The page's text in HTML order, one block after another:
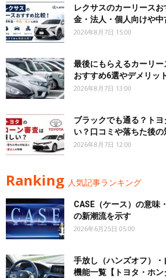
レクサスのカーリース
金・法人・個人向けや中
2026年8月7日 15:00
最後にもらえるカーリ
おすすめ6選やデメリッ
2026年8月7日 13:00
ブラックでも通る？ト
い？口コミや落ちた後の
2026年8月7日 12:00
Ranking 人気記事ランキング
CASE（ケース）の意味
の新潮流を示す
2026年6月25日 05:00
手放し（ハンズオフ）・
機能一覧【トヨタ・ホ